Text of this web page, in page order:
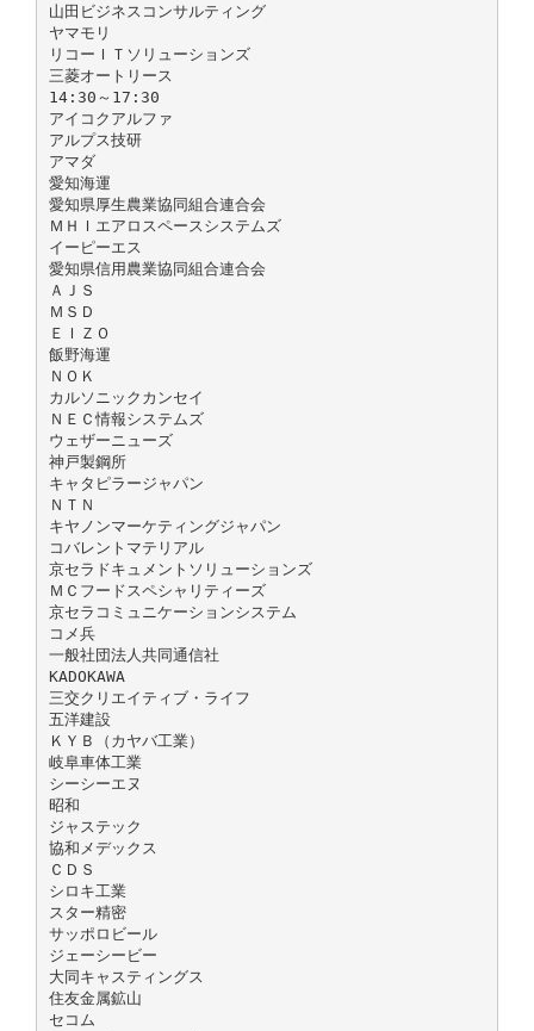
山田ビジネスコンサルティング
ヤマモリ
リコーＩＴソリューションズ
三菱オートリース
14:30～17:30
アイコクアルファ
アルプス技研
アマダ
愛知海運
愛知県厚生農業協同組合連合会
ＭＨＩエアロスペースシステムズ
イーピーエス
愛知県信用農業協同組合連合会
ＡＪＳ
ＭＳＤ
ＥＩＺＯ
飯野海運
ＮＯＫ
カルソニックカンセイ
ＮＥＣ情報システムズ
ウェザーニューズ
神戸製鋼所
キャタピラージャパン
ＮＴＮ
キヤノンマーケティングジャパン
コバレントマテリアル
京セラドキュメントソリューションズ
ＭＣフードスペシャリティーズ
京セラコミュニケーションシステム
コメ兵
一般社団法人共同通信社
KADOKAWA
三交クリエイティブ・ライフ
五洋建設
ＫＹＢ（カヤバ工業）
岐阜車体工業
シーシーエヌ
昭和
ジャステック
協和メデックス
ＣＤＳ
シロキ工業
スター精密
サッポロビール
ジェーシービー
大同キャスティングス
住友金属鉱山
セコム